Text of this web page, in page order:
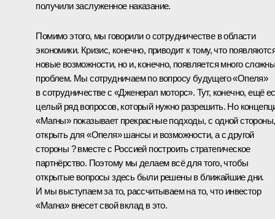
получили заслуженное наказание.
Помимо этого, мы говорили о сотрудничестве в области
экономики. Кризис, конечно, приводит к тому, что
новые возможности, но и, конечно, появляется много
проблем. Мы сотрудничаем по вопросу будущего «Опеля»
в сотрудничестве с «Дженерал моторс». Тут, конечно, ещё
целый ряд вопросов, который нужно разрешить. Но
«Магны» показывает прекрасные подходы, с одной стороны,
открыть для «Опеля» шансы и возможности, а с другой
стороны ? вместе с Россией построить стратегическое
партнёрство. Поэтому мы делаем всё для того, чтобы
открытые вопросы здесь были решены в ближайшие дни.
И мы выступаем за то, рассчитываем на то, что инвестор
«Магна» внесет свой вклад в это.